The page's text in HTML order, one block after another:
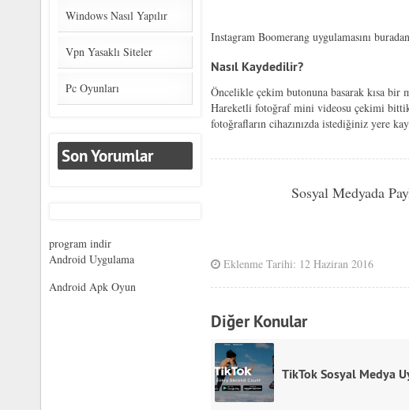
Instagram Boomerang uygulamasını
Nasıl Kaydedilir?
Öncelikle çekim butonuna basarak kısa
Hareketli fotoğraf mini videosu çekimi
fotoğrafların cihazınızda istediğiniz yere
Sosyal Medyada
Eklenme Tarihi: 12 Haziran 2016
Diğer Konular
TikTok Sosyal Medya
Windows Nasıl Yapılır
Vpn Yasaklı Siteler
Pc Oyunları
Son Yorumlar
program indir
Android Uygulama
Android Apk Oyun